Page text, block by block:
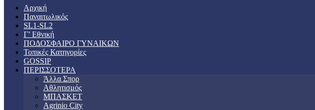
Αρχική
Παναιτωλικός
SL1-SL2
Γ’ Εθνική
ΠΟΔΟΣΦΑΙΡΟ ΓΥΝΑΙΚΩΝ
Τοπικές Κατηγορίες
GOSSIP
ΠΕΡΙΣΣΟΤΕΡΑ
Άλλα Σπορ
Αθλητισμός
ΜΠΑΣΚΕΤ
Agrinio City